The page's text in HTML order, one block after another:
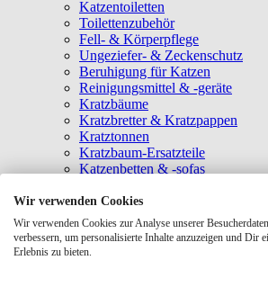
Katzentoiletten
Toilettenzubehör
Fell- & Körperpflege
Ungeziefer- & Zeckenschutz
Beruhigung für Katzen
Reinigungsmittel & -geräte
Kratzbäume
Kratzbretter & Kratzpappen
Kratztonnen
Kratzbaum-Ersatzteile
Katzenbetten & -sofas
Katzenhäuser
Hängematten & Fensterliegeplätze
Katzendecken & -matten
Baldrian- & Catnipspielzeug
Wir verwenden Cookies
Wir verwenden Cookies zur Analyse unserer
verbessern, um personalisierte Inhalte anzuzeigen und Dir
Erlebnis zu bieten.